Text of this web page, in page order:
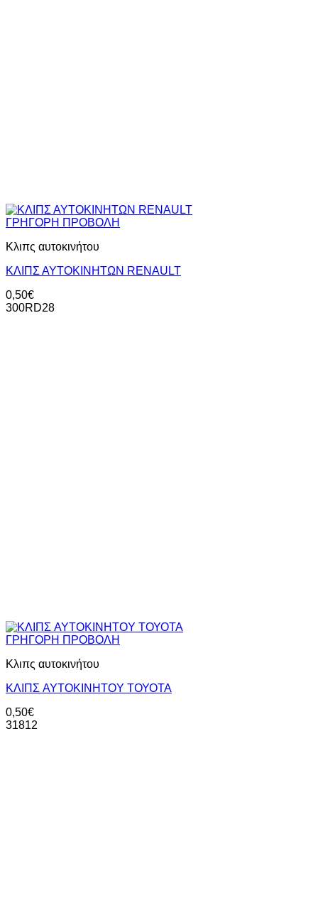
ΓΡΗΓΟΡΗ ΠΡΟΒΟΛΗ
Κλιπς αυτοκινήτου
ΚΛΙΠΣ ΑΥΤΟΚΙΝΗΤΩΝ RENAULT
0,50€
300RD28
ΓΡΗΓΟΡΗ ΠΡΟΒΟΛΗ
Κλιπς αυτοκινήτου
KΛΙΠΣ AYTOKINHTOY ΤΟΥΟΤΑ
0,50€
31812